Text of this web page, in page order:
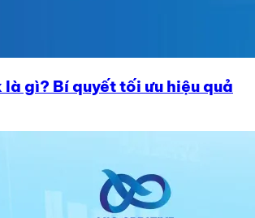
gì? Bí quyết tối ưu hiệu quả